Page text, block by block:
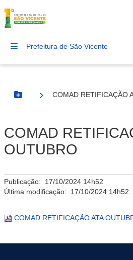
Prefeitura de São Vicente
Botão Menu
COMAD RETIFICAÇÃO
COMAD
OUTUBRO
Publicação: 17/10/2024 14h52
Última modificação: 17/10/2024 14h52
COMAD RETIFICAÇÃO ATA